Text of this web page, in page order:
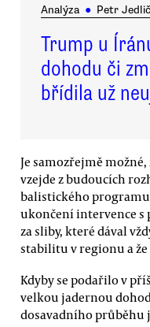
Analýza ● Petr
Trump u
dohodu či
břídila už
Je samozřejmě
vzejde z budoucích
balistického
ukončení intervence s
za sliby, které dával
stabilitu v regionu a
Kdyby se podařilo v
velkou jadernou
dosavadního průběhu